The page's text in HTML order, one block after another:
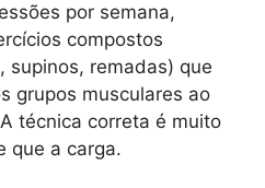
por semana,
compostos
supinos, remadas) que
grupos musculares ao
técnica correta é muito
que a carga.